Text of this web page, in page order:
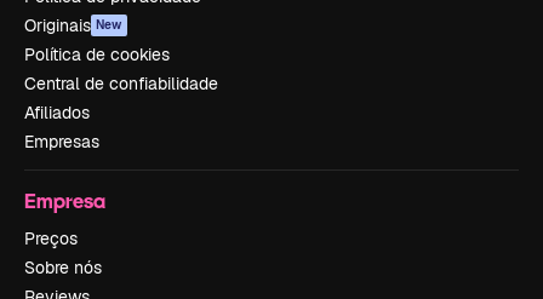
Originais New
Política de cookies
Central de confiabilidade
Afiliados
Empresas
Empresa
Preços
Sobre nós